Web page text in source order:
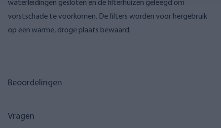
waterleidingen gesloten en de filterhuizen geleegd om
vorstschade te voorkomen. De filters worden voor hergebruik
op een warme, droge plaats bewaard.
Beoordelingen
Vragen